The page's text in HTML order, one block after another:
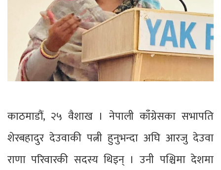
काठमाडौं, २५ वैशाख । नेपाली काँग्रेसका सभापति
शेरबहादुर देउवाकी पत्नी हुनुभन्दा अघि आरजु देउवा
राणा परिवारकी सदस्य थिइन् । उनी पश्चिमा देशमा